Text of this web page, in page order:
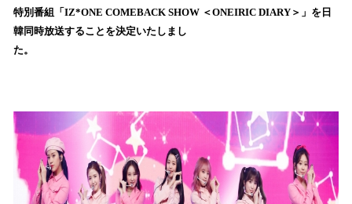
込
み
中
特別番組「IZ*ONE COMEBACK SHOW ＜ONEIRIC DIARY＞」を日
韓同時放送することを決定いたしまし
た。